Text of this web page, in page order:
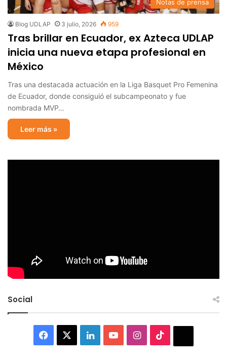
Notas de prensa
Blog UDLAP 3 julio, 2026 959
Tras brillar en Ecuador, ex Azteca UDLAP
inicia una nueva etapa profesional en
México
Tras una destacada actuación en la Liga Basquet Pro Femenina
de Ecuador, donde consiguió el subcampeonato y fue
nombrada MVP…
Leer más »
Social
Facebook LinkedInYouTubeInstagram